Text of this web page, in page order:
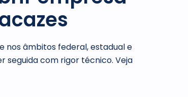
nos âmbitos federal, estadual e
seguida com rigor técnico. Veja